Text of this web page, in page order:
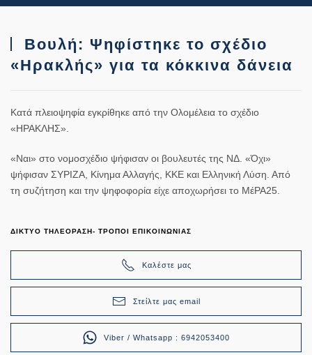
Βουλή: Ψηφίστηκε το σχέδιο
«Ηρακλής» για τα κόκκινα δάνεια
Κατά πλειοψηφία εγκρίθηκε από την Ολομέλεια το σχέδιο
«ΗΡΑΚΛΗΣ».
«Ναι» στο νομοσχέδιο ψήφισαν οι βουλευτές της ΝΔ. «Όχι»
ψήφισαν ΣΥΡΙΖΑ, Κίνημα Αλλαγής, ΚΚΕ και Ελληνική Λύση. Από
τη συζήτηση και την ψηφοφορία είχε αποχωρήσει το ΜέΡΑ25.
ΔΙΚΤΥΟ ΤΗΛΕΟΡΑΣΗ- ΤΡΟΠΟΙ ΕΠΙΚΟΙΝΩΝΙΑΣ
Καλέστε μας
Στείλτε μας email
Viber / Whatsapp : 6942053400